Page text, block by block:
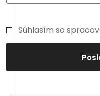
Súhlasím so